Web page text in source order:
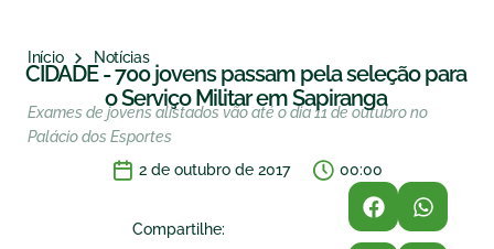
Início Notícias
CIDADE - 700 jovens passam pela seleção para
o Serviço Militar em Sapiranga
Exames de jovens alistados vão até o dia 11 de outubro no
Palácio dos Esportes
2 de outubro de 2017
00:00
Compartilhe: